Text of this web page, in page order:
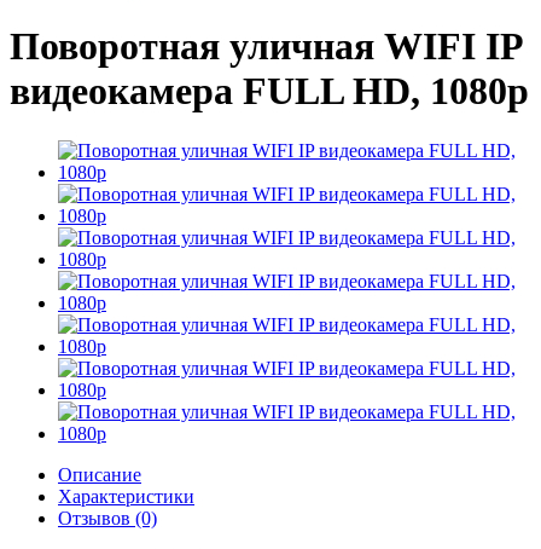
Поворотная уличная WIFI IP
видеокамера FULL HD, 1080p
Описание
Характеристики
Отзывов (0)